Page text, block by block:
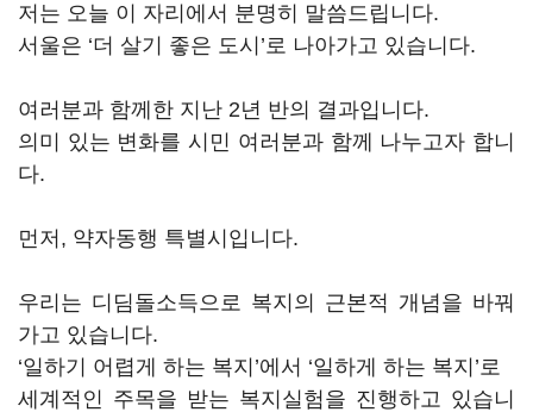
저는 오늘 이 자리에서 분명히 말씀드립니다.
서울은 ‘더 살기 좋은 도시’로 나아가고 있습니다.
여러분과 함께한 지난 2년 반의 결과입니다.
의미 있는 변화를 시민 여러분과 함께 나누고자 합니
다.
먼저, 약자동행 특별시입니다.
우리는 디딤돌소득으로 복지의 근본적 개념을 바꿔
가고 있습니다.
‘일하기 어렵게 하는 복지’에서 ‘일하게 하는 복지’로
세계적인 주목을 받는 복지실험을 진행하고 있습니